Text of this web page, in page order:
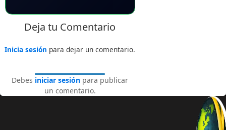
Deja tu Comentario
Inicia sesión para dejar un comentario.
Debes iniciar sesión para publicar
un comentario.